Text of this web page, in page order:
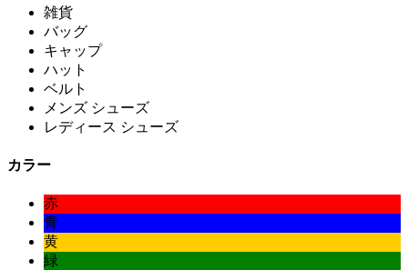
雑貨
バッグ
キャップ
ハット
ベルト
メンズ シューズ
レディース シューズ
カラー
赤
青
黄
緑